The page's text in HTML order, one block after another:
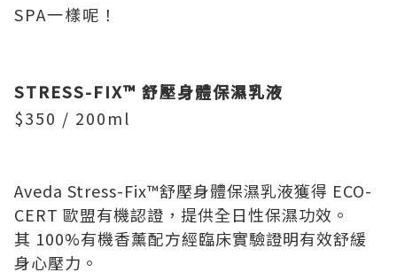
SPA一樣呢！
STRESS-FIX™ 舒壓身體保濕乳液
$350 / 200ml
Aveda Stress-Fix™舒壓身體保濕乳液獲得 ECO-
CERT 歐盟有機認證，提供全日性保濕功效。
其 100%有機香薰配方經臨床實驗證明有效舒緩
身心壓力。